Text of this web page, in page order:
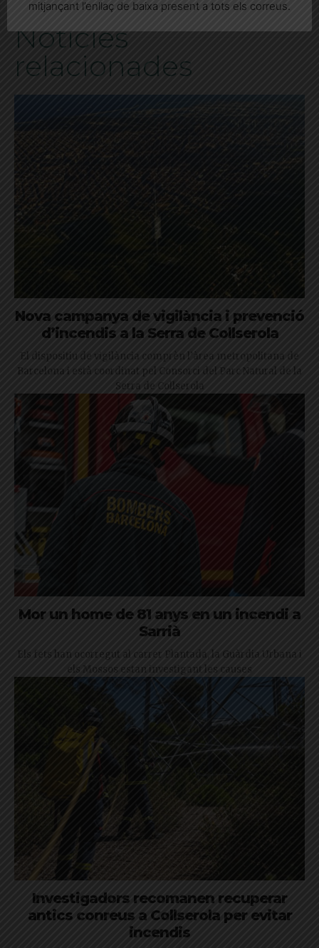
Notícies
relacionades
Nova campanya de vigilància i prevenció
d’incendis a la Serra de Collserola
El dispositiu de vigilància comprèn l’àrea metropolitana de
Barcelona i està coordinat pel Consorci del Parc Natural de la
Serra de Collserola
Mor un home de 81 anys en un incendi a
Sarrià
Els fets han ocorregut al carrer Plantada, la Guàrdia Urbana i
els Mossos estan investigant les causes
Investigadors recomanen recuperar
antics conreus a Collserola per evitar
incendis
mitjançant l’enllaç de baixa present a tots els correus.